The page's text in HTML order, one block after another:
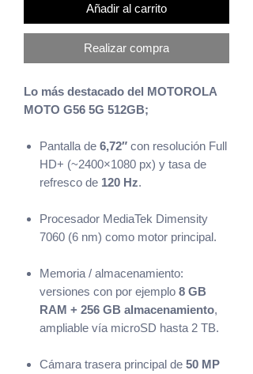
Añadir al carrito
Realizar compra
Lo más destacado del MOTOROLA
MOTO G56 5G 512GB;
Pantalla de 6,72″ con resolución Full
HD+ (~2400×1080 px) y tasa de
refresco de 120 Hz.
Procesador MediaTek Dimensity
7060 (6 nm) como motor principal.
Memoria / almacenamiento:
versiones con por ejemplo 8 GB
RAM + 256 GB almacenamiento,
ampliable vía microSD hasta 2 TB.
Cámara trasera principal de 50 MP